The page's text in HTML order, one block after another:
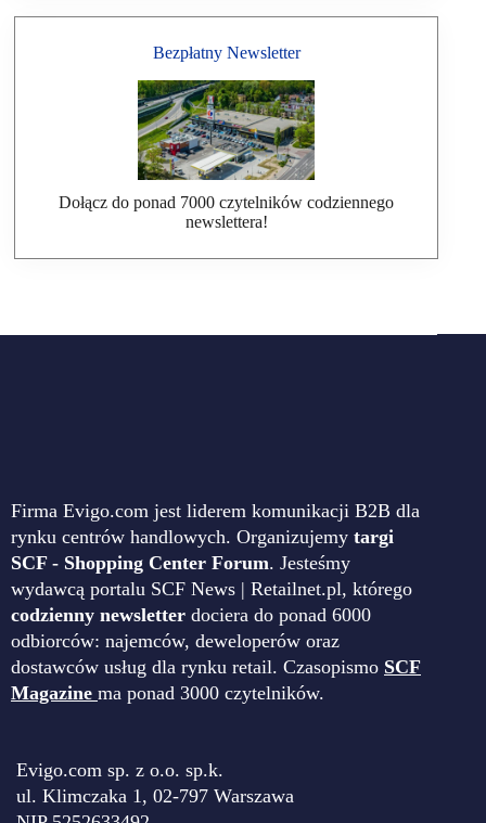
Bezpłatny Newsletter
Dołącz do ponad 7000 czytelników codziennego
newslettera!
Firma Evigo.com jest liderem komunikacji B2B dla
rynku centrów handlowych. Organizujemy targi
SCF - Shopping Center Forum. Jesteśmy
wydawcą portalu SCF News | Retailnet.pl, którego
codzienny newsletter dociera do ponad 6000
odbiorców: najemców, deweloperów oraz
dostawców usług dla rynku retail. Czasopismo SCF
Magazine ma ponad 3000 czytelników.
Evigo.com sp. z o.o. sp.k.
ul. Klimczaka 1, 02-797 Warszawa